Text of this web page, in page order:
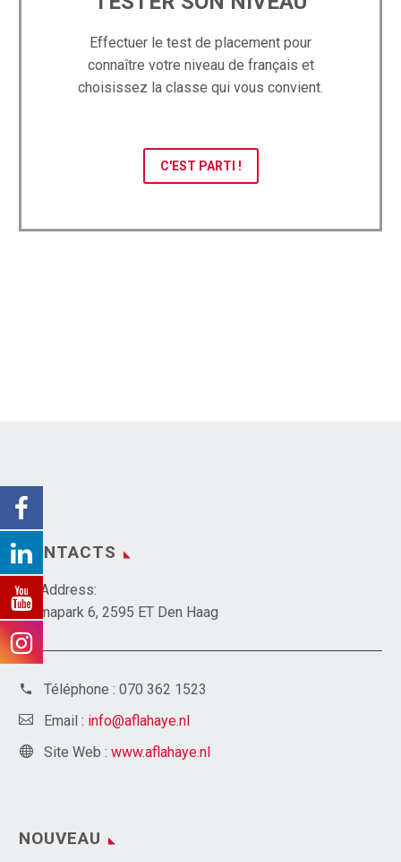
Effectuer le test de placement pour
connaître votre niveau de français et
choisissez la classe qui vous convient.
C'EST PARTI !
CONTACTS
Address:
Emmapark 6, 2595 ET Den Haag
Téléphone : 070 362 1523
Email : info@aflahaye.nl
Site Web : www.aflahaye.nl
NOUVEAU